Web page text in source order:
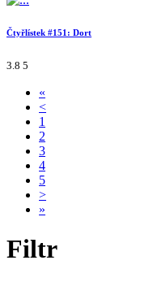
Čtyřlístek #151: Dort
3.8 5
«
<
1
2
3
4
5
>
»
Filtr